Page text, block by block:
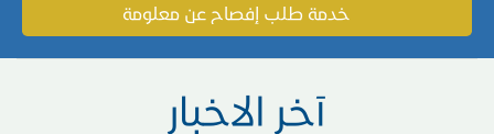
خدمة طلب إفصاح عن معلومة
آخر الاخبار